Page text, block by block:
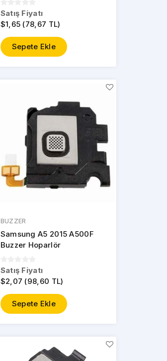
Satış Fiyatı
$1,65 (78,67 TL)
Sepete Ekle
BUZZER
Samsung A5 2015 A500F
Buzzer Hoparlör
Satış Fiyatı
$2,07 (98,60 TL)
Sepete Ekle